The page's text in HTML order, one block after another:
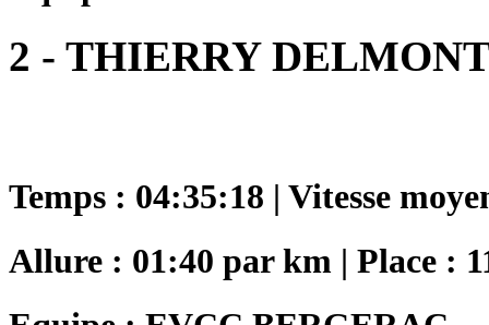
2 - THIERRY
Temps : 04:35:18 | Vitesse
Allure : 01:40 par km | Place :